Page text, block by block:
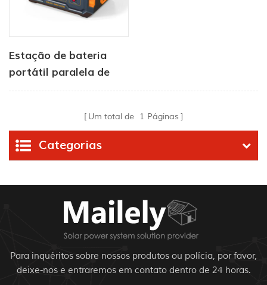
Estação de bateria
portátil paralela de
1000 W para
Um total de 1 Páginas
Categorias
Para inquéritos sobre nossos produtos ou polícia, por favor,
deixe-nos e entraremos em contato dentro de 24 horas.